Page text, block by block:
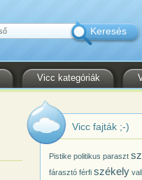
Vicc kategóriák
Vicc fajták ;-)
Pistike politikus paraszt
fárasztó férfi székely